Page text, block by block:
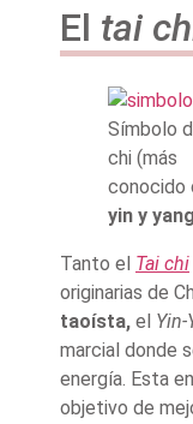
El tai
Símbolo
chi (más
conocido
yin y yang
Tanto el Tai chi
originarias de
taoísta, el Yin-
marcial donde
energía. Esta
objetivo de